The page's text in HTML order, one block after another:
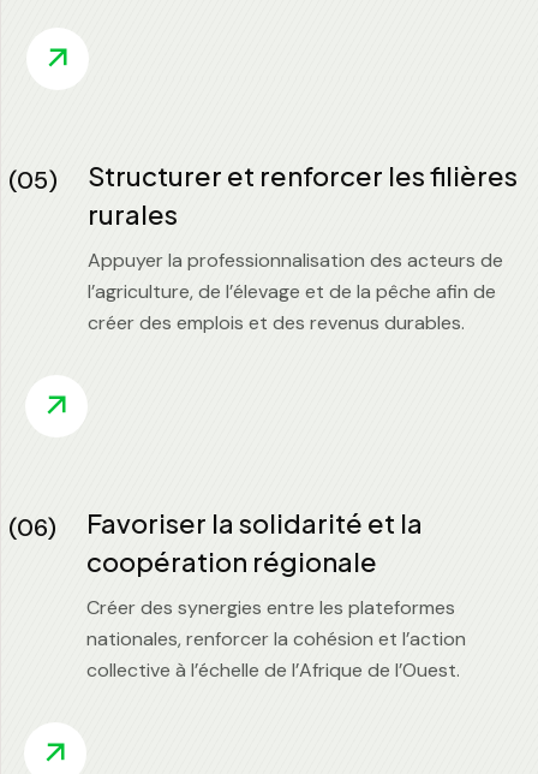
(05)
Structurer et renforcer les filières
rurales
Appuyer la professionnalisation des acteurs de
l’agriculture, de l’élevage et de la pêche afin de
créer des emplois et des revenus durables.
(06)
Favoriser la solidarité et la
coopération régionale
Créer des synergies entre les plateformes
nationales, renforcer la cohésion et l’action
collective à l’échelle de l’Afrique de l’Ouest.